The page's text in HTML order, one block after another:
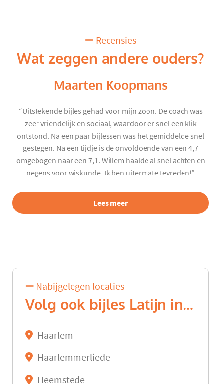
Recensies
Wat zeggen andere ouders?
Maarten Koopmans
“Uitstekende bijles gehad voor mijn zoon. De coach was
zeer vriendelijk en sociaal, waardoor er snel een klik
ontstond. Na een paar bijlessen was het gemiddelde snel
gestegen. Na een tijdje is de onvoldoende van een 4,7
omgebogen naar een 7,1. Willem haalde al snel achten en
negens voor wiskunde. Ik ben uitermate tevreden!”
Lees meer
Nabijgelegen locaties
Volg ook bijles Latijn in...
Haarlem
Haarlemmerliede
Heemstede